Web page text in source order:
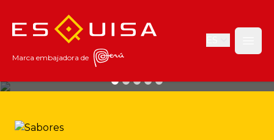
Esquisa
Marca embajadora de
Naturalmente sensoriales